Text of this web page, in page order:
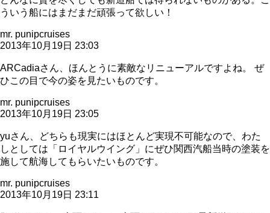
ういう船にはまだまだ頑張って欲しい！
mr. punipcruises
2013年10月19日 23:03
ARCadiaさん、ほんとうに素敵なリニューアルですよね。 ぜ
ひこの目で今の姿を見たいものです。
mr. punipcruises
2013年10月19日 23:05
yuさん、どちらも現実にはほとんど実現不可能なので、わた
しとしては「ロイヤルウイング」にぜひ関西汽船当時の塗装を
施して航海してもらいたいものです。
mr. punipcruises
2013年10月19日 23:11